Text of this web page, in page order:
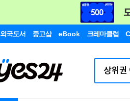
외국도서 중고샵 eBook 크레마클럽